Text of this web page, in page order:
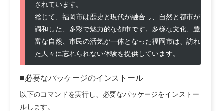
されています。
総じて、福岡市は歴史と現代が融合し、自然と都市が
調和した、多彩で魅力的な都市です。多様な文化、豊
富な自然、市民の活気が一体となった福岡市は、訪れ
た人々に忘れられない体験を提供しています。
■必要なパッケージのインストール
以下のコマンドを実行し、必要なパッケージをインストー
ルします。